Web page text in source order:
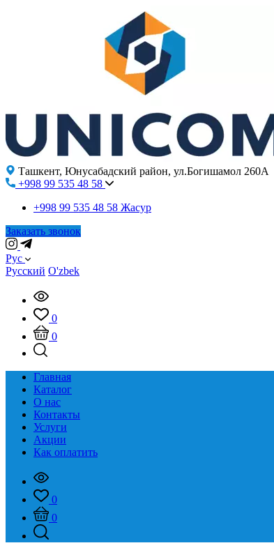
Ташкент, Юнусабадский район, ул.Богишамол 260А
+998 99 535 48 58
+998 99 535 48 58 Жасур
Заказать звонок
Рус
Русский O'zbek
0
0
Главная
Каталог
О нас
Контакты
Услуги
Акции
Как оплатить
0
0